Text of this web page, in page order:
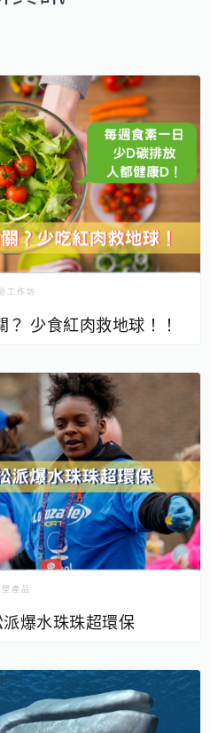
工作坊
少食紅肉救地球！！
塑產品
爆水珠珠超環保